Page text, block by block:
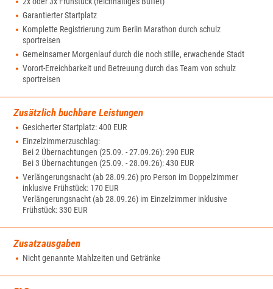
Garantierter Startplatz
Komplette Registrierung zum Berlin Marathon durch schulz
sportreisen
Gemeinsamer Morgenlauf durch die noch stille, erwachende Stadt
Vorort-Erreichbarkeit und Betreuung durch das Team von schulz
sportreisen
Zusätzlich buchbare Leistungen
Gesicherter Startplatz: 400 EUR
Einzelzimmerzuschlag:
Bei 2 Übernachtungen (25.09. - 27.09.26): 290 EUR
Bei 3 Übernachtungen (25.09. - 28.09.26): 430 EUR
Verlängerungsnacht (ab 28.09.26) pro Person im Doppelzimmer
inklusive Frühstück: 170 EUR
Verlängerungsnacht (ab 28.09.26) im Einzelzimmer inklusive
Frühstück: 330 EUR
Zusatzausgaben
Nicht genannte Mahlzeiten und Getränke